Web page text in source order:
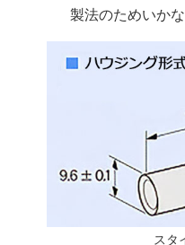
製法のためいか
スタ